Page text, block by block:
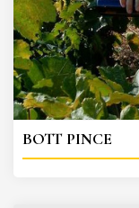
BOTT PINCE